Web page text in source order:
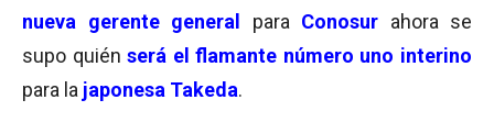
nueva gerente general
para Conosur ahora se
supo quién será el flamante número uno interino
para la japonesa Takeda.